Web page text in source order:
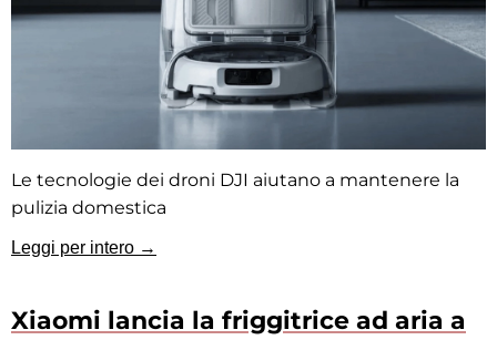
Le tecnologie dei droni DJI aiutano a mantenere la
pulizia domestica
Leggi per intero →
Xiaomi lancia la friggitrice ad aria a